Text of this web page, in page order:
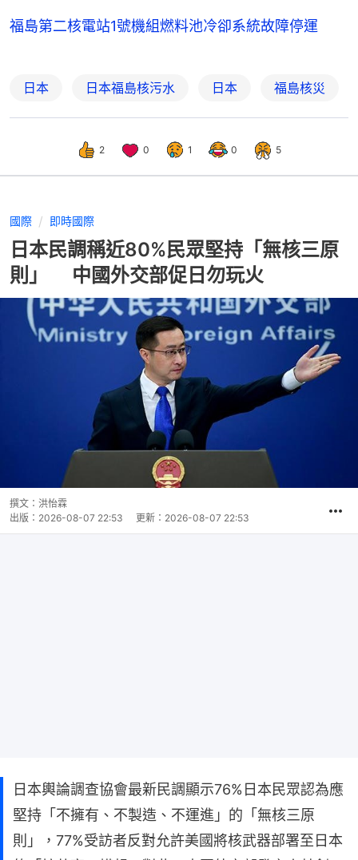
福島第二核電站1號機組燃料池冷卻系統故障停運
日本 日本福島核污水 日本 福島核災
2 0 1 0 5
國際 即時國際
日本民調稱近80%民眾堅持「無核三原
則」 中國外交部促日勿玩火
撰文： 洪怡霖
出版： 2026-08-07 22:53 更新： 2026-08-07 22:53
日本輿論調查協會最新民調顯示76%日本民眾認為應
堅持「不擁有、不製造、不運進」的「無核三原
則」，77%受訪者反對允許美國將核武器部署至日本